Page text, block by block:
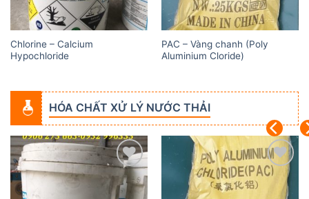
Chlorine – Calcium
Hypochloride
PAC – Vàng chanh (Poly
Aluminium Cloride)
HÓA CHẤT XỬ LÝ NƯỚC THẢI
Add to
wishlist
Add to
wishlist